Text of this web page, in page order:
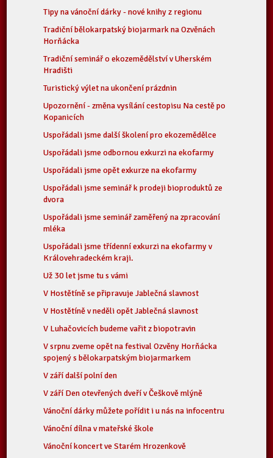
Tipy na vánoční dárky - nové knihy z regionu
Tradiční bělokarpatský biojarmark na Ozvěnách
Horňácka
Tradiční seminář o ekozemědělství v Uherském
Hradišti
Turistický výlet na ukončení prázdnin
Upozornění - změna vysílání cestopisu Na cestě po
Kopanicích
Uspořádali jsme další školení pro ekozemědělce
Uspořádali jsme odbornou exkurzi na ekofarmy
Uspořádali jsme opět exkurze na ekofarmy
Uspořádali jsme seminář k prodeji bioproduktů ze
dvora
Uspořádali jsme seminář zaměřený na zpracování
mléka
Uspořádali jsme třídenní exkurzi na ekofarmy v
Královehradeckém kraji.
Už 30 let jsme tu s vámi
V Hostětíně se připravuje Jablečná slavnost
V Hostětíně v neděli opět Jablečná slavnost
V Luhačovicích budeme vařit z biopotravin
V srpnu zveme opět na festival Ozvěny Horňácka
spojený s bělokarpatským biojarmarkem
V září další polní den
V září Den otevřených dveří v Češkově mlýně
Vánoční dárky můžete pořídit i u nás na infocentru
Vánoční dílna v mateřské škole
Vánoční koncert ve Starém Hrozenkově